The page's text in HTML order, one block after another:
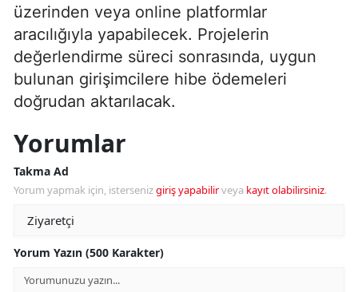
üzerinden veya online platformlar
aracılığıyla yapabilecek. Projelerin
değerlendirme süreci sonrasında, uygun
bulunan girişimcilere hibe ödemeleri
doğrudan aktarılacak.
Yorumlar
Takma Ad
Yorum yapmak için, istersenizgiriş yapabilirveya kayıt olabilirsiniz.
Yorum Yazın (500 Karakter)